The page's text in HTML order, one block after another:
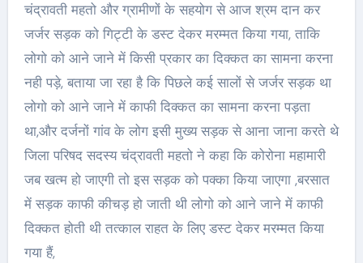
चंद्रावती महतो और ग्रामीणों के सहयोग से आज श्रम दान कर
जर्जर सड़क को गिट्टी के डस्ट देकर मरम्मत किया गया, ताकि
लोगो को आने जाने में किसी प्रकार का दिक्कत का सामना करना
नही पड़े, बताया जा रहा है कि पिछले कई सालों से जर्जर सड़क था
लोगो को आने जाने में काफी दिक्कत का सामना करना पड़ता
था,और दर्जनों गांव के लोग इसी मुख्य सड़क से आना जाना करते थे
जिला परिषद सदस्य चंद्रावती महतो ने कहा कि कोरोना महामारी
जब खत्म हो जाएगी तो इस सड़क को पक्का किया जाएगा ,बरसात
में सड़क काफी कीचड़ हो जाती थी लोगो को आने जाने में काफी
दिक्कत होती थी तत्काल राहत के लिए डस्ट देकर मरम्मत किया
गया हैं,